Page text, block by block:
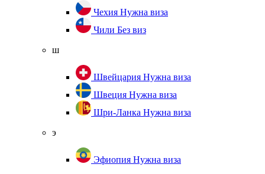
Чехия Нужна виза
Чили Без виз
ш
Швейцария Нужна виза
Швеция Нужна виза
Шри-Ланка Нужна виза
э
Эфиопия Нужна виза